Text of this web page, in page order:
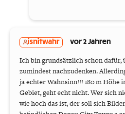
isnitwahr vor 2 Jahren
Ich bin grundsätzlich schon dafür,
zumindest nachzudenken.
ja echter Wahnsinn!!! 180 m Höhe
Gebiet, geht echt nicht. Wer sich
wie hoch das ist, der soll sich